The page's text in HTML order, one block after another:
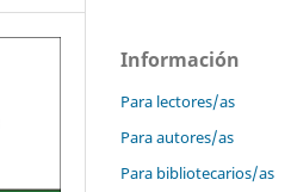
Información
Para lectores/as
Para autores/as
Para bibliotecarios/as